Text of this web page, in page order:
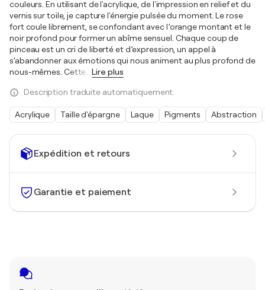
Expédition et retours
Garantie et paiement
couleurs. En utilisant de l'acrylique, de l'impression en relief et du
vernis sur toile, je capture l'énergie pulsée du moment. Le rose
fort coule librement, se confondant avec l’orange montant et le
noir profond pour former un abîme sensuel. Chaque coup de
pinceau est un cri de liberté et d’expression, un appel à
s’abandonner aux émotions qui nous animent au plus profond de
nous-mêmes. Cette… Lire plus
Description traduite automatiquement.
Acrylique Taille d'épargne Laque Pigments Abstraction